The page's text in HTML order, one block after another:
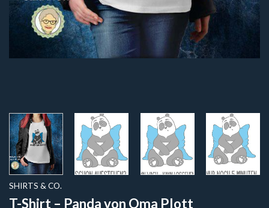
SHIRTS & CO.
T-Shirt – Panda von Oma Plott